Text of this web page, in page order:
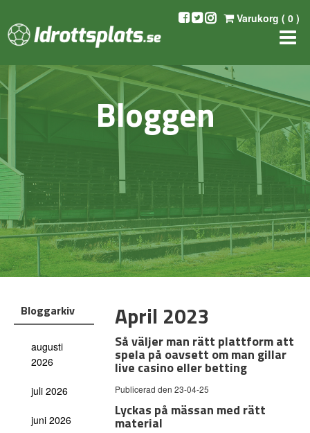
Varukorg ( 0 )
Bloggen
Bloggarkiv
augusti
2026
juli 2026
juni 2026
April 2023
Så väljer man rätt plattform att
spela på oavsett om man gillar
live casino eller betting
Publicerad den 23-04-25
Lyckas på mässan med rätt
material